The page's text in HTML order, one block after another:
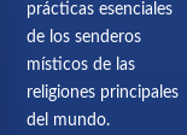
prácticas esenciales
de los senderos
místicos de las
religiones principales
del mundo.